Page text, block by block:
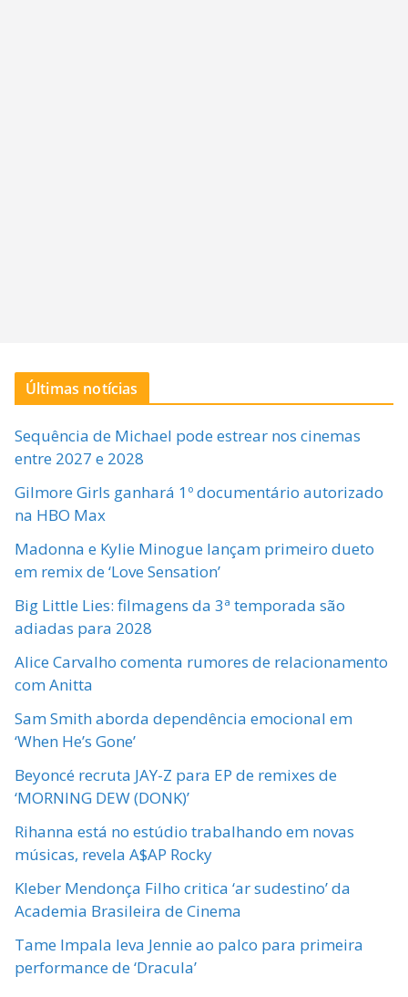
Últimas notícias
Sequência de Michael pode estrear nos cinemas
entre 2027 e 2028
Gilmore Girls ganhará 1º documentário autorizado
na HBO Max
Madonna e Kylie Minogue lançam primeiro dueto
em remix de ‘Love Sensation’
Big Little Lies: filmagens da 3ª temporada são
adiadas para 2028
Alice Carvalho comenta rumores de relacionamento
com Anitta
Sam Smith aborda dependência emocional em
‘When He’s Gone’
Beyoncé recruta JAY-Z para EP de remixes de
‘MORNING DEW (DONK)’
Rihanna está no estúdio trabalhando em novas
músicas, revela A$AP Rocky
Kleber Mendonça Filho critica ‘ar sudestino’ da
Academia Brasileira de Cinema
Tame Impala leva Jennie ao palco para primeira
performance de ‘Dracula’